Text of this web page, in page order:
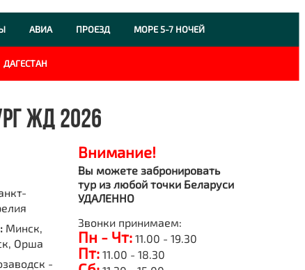
АВИА ПРОЕЗД МОРЕ 5-7 НОЧЕЙ
ДАГЕСТАН
ЖД 2026
Минск,
Орша
-
Внимание!
Вы можете забронировать
тур из любой точки Беларуси
УДАЛЕННО
Звонки принимаем:
Пн - Чт:11.00 - 19.30
Пт:11.00 - 18.30